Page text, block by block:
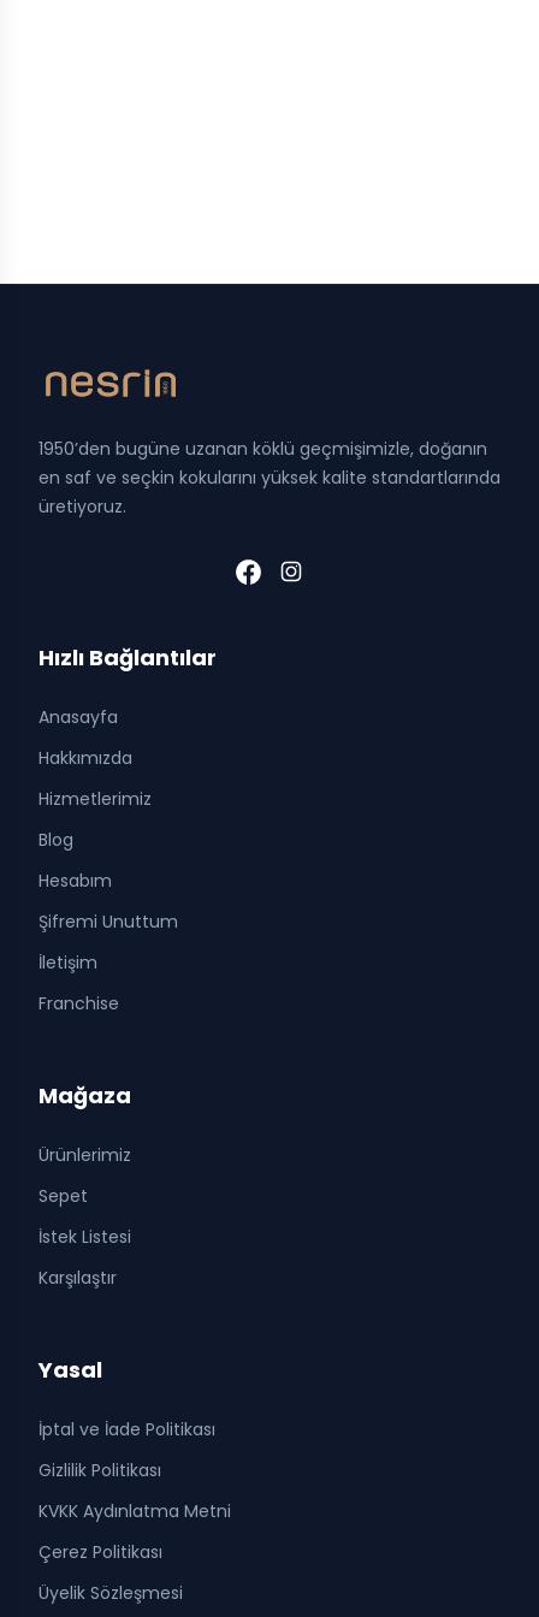
1950’den bugüne uzanan köklü geçmişimizle, doğanın
en saf ve seçkin kokularını yüksek kalite standartlarında
üretiyoruz.
Hızlı Bağlantılar
Anasayfa
Hakkımızda
Hizmetlerimiz
Blog
Hesabım
Şifremi Unuttum
İletişim
Franchise
Mağaza
Ürünlerimiz
Sepet
İstek Listesi
Karşılaştır
Yasal
İptal ve İade Politikası
Gizlilik Politikası
KVKK Aydınlatma Metni
Çerez Politikası
Üyelik Sözleşmesi